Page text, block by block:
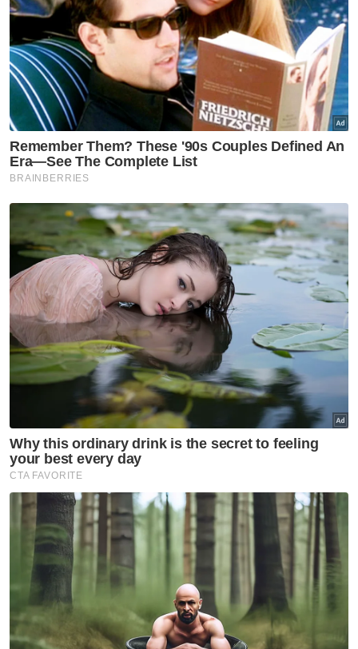
Untuk rekod, kaji selidik mega pernah
digerakkan lima media perdana negara
bersama firma penyelidikan sempena Pilihan
Raya Umum ke-15 (PRU15) lalu dengan
membawa mesej jelas iaitu mengumpulkan
hasrat dan suara rakyat Malaysia.
Muat turun aplikasi Sinar Harian.Klik di sini!
Media Arus Perdana
Bergabung
100 Hari
Kerajaan Perpaduan
Artikel Disyorkan
Nasional
Harap pengumuman PM fokus
tiga komponen utama
melibatkan struktur ATM -